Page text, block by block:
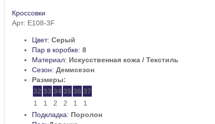
Кроссовки
Арт: E108-3F
Цвет: Серый
Пар в коробке: 8
Материал: Искусственная кожа / Текстиль
Сезон: Демисезон
Размеры:
32 33 34 35 36 37
1
1 2 2 1
1
Подкладка: Поролон